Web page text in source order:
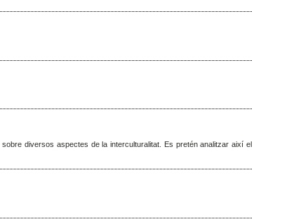
diversos aspectes de la interculturalitat. Es pretén analitzar així el